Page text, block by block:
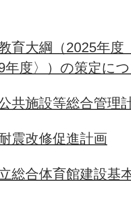
育大綱（2025年度
年度〉）の策定に
共施設等総合管理
震改修促進計画
総合体育館建設基